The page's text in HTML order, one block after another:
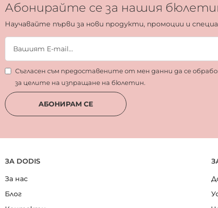
Абонирайте се за нашия
Научавайте първи за нови продукти, промоции и
Съгласен съм предоставените от мен данни да се
за целите на изпращане на бюлетин.
АБОНИРАМ СЕ
ЗА DODIS
За нас
Блог